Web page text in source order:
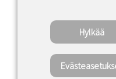
Copyright
– All
Hylkää